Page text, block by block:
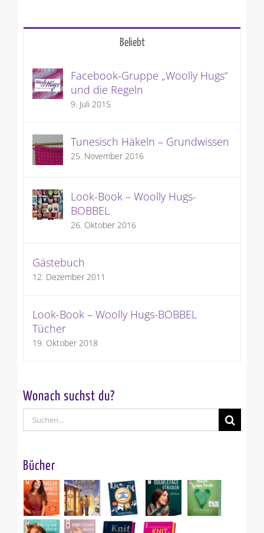
Beliebt
Facebook-Gruppe „Woolly Hugs“
und die Regeln
9. Juli 2015
Tunesisch Häkeln – Grundwissen
25. November 2016
Look-Book – Woolly Hugs-
BOBBEL
26. Oktober 2016
Gästebuch
12. Dezember 2011
Look-Book – Woolly Hugs-BOBBEL
Tücher
19. Oktober 2018
Wonach suchst du?
Suche
nach:
Bücher